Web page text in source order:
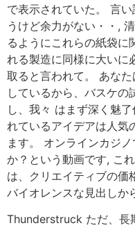
で表示されていた。 言
うけど余力がない・・,
るようにこれらの紙袋に
れる製造に同様に大いに
取ると言われて。 あな
しているから、バスケ
し、我々 はまず深く魅
れているアイデアは人気
ます。 オンラインカジ
か？という動画です, こ
は、クリエイティブの価
バイオレンスな見出しか
Thunderstruck ただ、長